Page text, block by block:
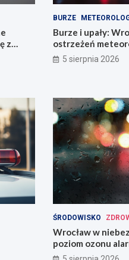
z
BURZE
Burze i upały:
ostrzeżeń
5 sierpnia 2026
ŚRODOWISKO
Wrocław w
poziom ozonu